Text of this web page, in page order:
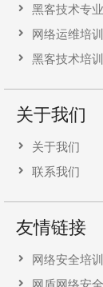
黑客技术专
网络运维培
黑客技术培训
关于我们
关于我们
联系我们
友情链接
网络安全培训
网盾网络安